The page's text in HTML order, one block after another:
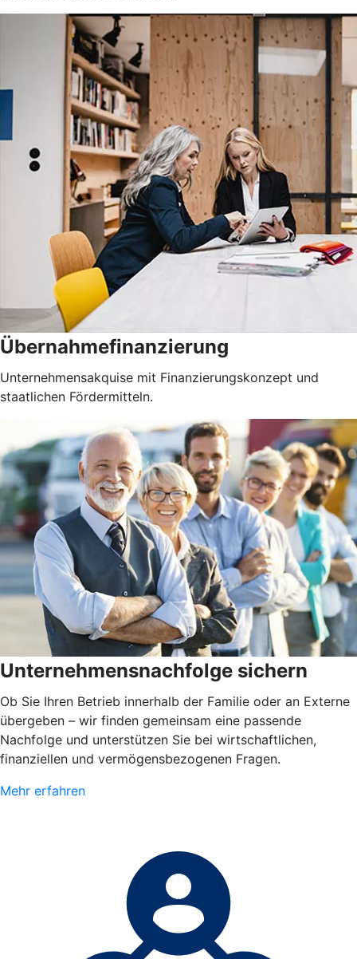
Übernahmefinanzierung
Unternehmensakquise mit Finanzierungskonzept und
staatlichen Fördermitteln.
Unternehmensnachfolge sichern
Ob Sie Ihren Betrieb innerhalb der Familie oder an Externe
übergeben – wir finden gemeinsam eine passende
Nachfolge und unterstützen Sie bei wirtschaftlichen,
finanziellen und vermögensbezogenen Fragen.
Mehr erfahren